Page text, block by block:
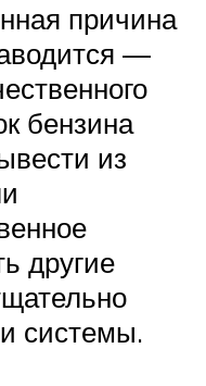
причина
—
бензина
из
другие
системы.